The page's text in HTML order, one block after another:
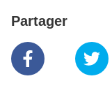
Partager